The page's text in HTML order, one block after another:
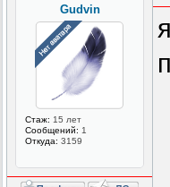
Gudvin
Стаж: 15 лет
Сообщений: 1
Откуда: 3159